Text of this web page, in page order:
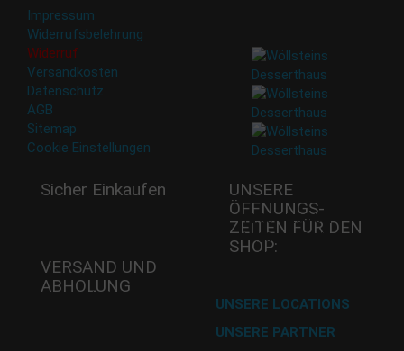
Impressum
Widerrufsbelehrung
Widerruf
Versandkosten
Datenschutz
AGB
Sitemap
Cookie Einstellungen
Sicher Einkaufen
VERSAND UND
ABHOLUNG
Versand mit DHL
UNSERE
ÖFFNUNGS­
ZEITEN FÜR DEN
SHOP:
Mi - 11:00-17:00 Uhr
Do -11:00-17:00 Uhr
Fr - 11:00-17:00 Uhr
UNSERE LOCATIONS
UNSERE PARTNER